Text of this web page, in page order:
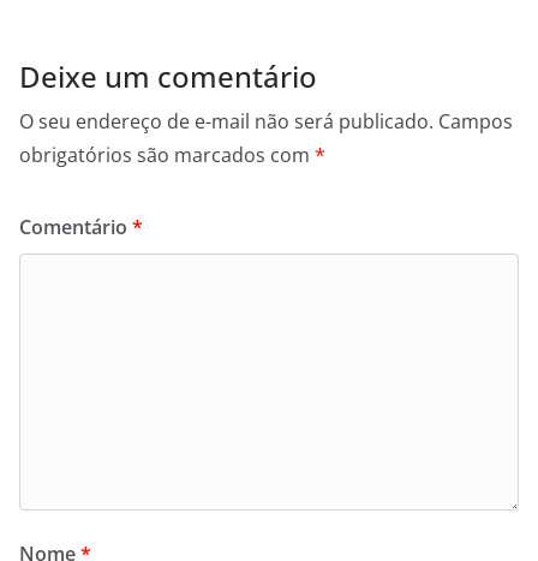
Deixe um comentário
O seu endereço de e-mail não será publicado. Campos
obrigatórios são marcados com *
Comentário *
Nome*